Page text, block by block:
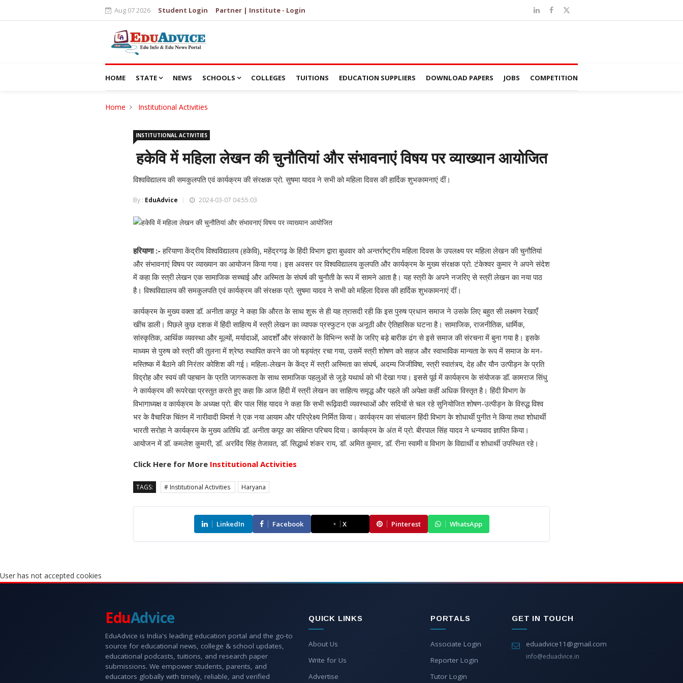
Aug 07 2026 Student Login Partner | Institute - Login
HOME STATE NEWS SCHOOLS COLLEGES TUITIONS EDUCATION SUPPLIERS DOWNLOAD PAPERS JOBS COMPETITION
Home Institutional Activities
INSTITUTIONAL ACTIVITIES
हकेवि में महिला लेखन की चुनौतियां और संभावनाएं विषय पर व्याख्यान आयोजित
विश्वविद्यालय की समकुलपति एवं कार्यक्रम की संरक्षक प्रो. सुषमा यादव ने सभी को महिला दिवस की हार्दिक शुभकामनाएं दीं।
By : EduAdvice 2024-03-07 04:55:03
हरियाणा :-हरियाणा केंद्रीय विश्वविद्यालय (हकेवि), महेंद्रगढ़ के हिंदी विभाग द्वारा बुधवार को अन्तर्राष्ट्रीय महिला दिवस के उपलक्ष्य पर महिला लेखन की चुनौतियां
और संभावनाएं विषय पर व्याख्यान का आयोजन किया गया। इस अवसर पर विश्वविद्यालय कुलपति और कार्यक्रम के मुख्य संरक्षक प्रो. टंकेश्वर कुमार ने अपने संदेश
में कहा कि स्त्री लेखन एक सामाजिक सच्चाई और अस्मिता के संघर्ष की चुनौती के रूप में सामने आता है। यह स्त्री के अपने नजरिए से स्त्री लेखन का नया पाठ
है। विश्वविद्यालय की समकुलपति एवं कार्यक्रम की संरक्षक प्रो. सुषमा यादव ने सभी को महिला दिवस की हार्दिक शुभकामनाएं दीं।
कार्यक्रम के मुख्य वक्ता डॉ. अनीता कपूर ने कहा कि औरत के साथ शुरू से ही यह त्रासदी रही कि इस पुरुष प्रधान समाज ने उसके लिए बहुत सी लक्ष्मण रेखाएँ
खींच डाली। पिछले कुछ दशक में हिंदी साहित्य में स्त्री लेखन का व्यापक प्रस्फुटन एक अनूठी और ऐतिहासिक घटना है। सामाजिक, राजनीतिक, धार्मिक,
सांस्कृतिक, आर्थिक व्यवस्था और मूल्यों, मर्यादाओं, आदर्शों और संस्कारों के विभिन्न रूपों के जरिए बड़े बारीक ढंग से इसे समाज की संरचना में बुना गया है। इसके
माध्यम से पुरुष को स्त्री की तुलना में श्रेष्ठ स्थापित करने का जो षड्यंत्र रचा गया, उसमें स्त्री शोषण को सहज और स्वाभाविक मान्यता के रूप में समाज के मन-
मस्तिष्क में बैठाने की निरंतर कोशिश की गई। महिला-लेखन के केंद्र में स्त्री अस्मिता का संघर्ष, अदम्य जिजीविषा, स्त्री स्वातंत्र्य, देह और यौन उत्पीड़न के प्रति
विद्रोह और स्वयं की पहचान के प्रति जागरूकता के साथ सामाजिक पहलुओं से जुड़े यथार्थ को भी देखा गया। इससे पूर्व में कार्यक्रम के संयोजक डॉ. कामराज सिंधु
ने कार्यक्रम की रूपरेखा प्रस्तुत करते हुए कहा कि आज हिंदी में स्त्री लेखन का साहित्य समृद्ध और पहले की अपेक्षा कहीं अधिक विस्तृत है। हिंदी विभाग के
विभागाध्यक्ष व कार्यक्रम के अध्यक्ष प्रो. बीर पाल सिंह यादव ने कहा कि सभी रूढ़िवादी व्यवस्थाओं और सदियों से चल रहे सुनियोजित शोषण-उत्पीड़न के विरुद्ध विश्व
भर के वैचारिक चिंतन में नारीवादी विमर्श ने एक नया आयाम और परिप्रेक्ष्य निर्मित किया। कार्यक्रम का संचालन हिंदी विभाग के शोधार्थी पुनीत ने किया तथा शोधार्थी
भारती सरोहा ने कार्यक्रम के मुख्य अतिथि डॉ. अनीता कपूर का संक्षिप्त परिचय दिया। कार्यक्रम के अंत में प्रो. बीरपाल सिंह यादव ने धन्यवाद ज्ञापित किया।
आयोजन में डॉ. कमलेश कुमारी, डॉ. अरविंद सिंह तेजावत, डॉ. सिद्धार्थ शंकर राय, डॉ. अमित कुमार, डॉ. रीना स्वामी व विभाग के विद्यार्थी व शोधार्थी उपस्थित रहे।
Click Here for More Institutional Activities
TAGS: # Institutional Activities Haryana
LinkedIn Facebook X Pinterest WhatsApp
User has not accepted cookies
EduAdvice
EduAdvice is India's leading education portal and the go-to
source for educational news, college & school updates,
educational podcasts, tuitions, and research paper
submissions. We empower students, parents, and
educators globally with timely, reliable, and verified
QUICK LINKS
About Us
Write for Us
Advertise
PORTALS
Associate Login
Reporter Login
Tutor Login
GET IN TOUCH
eduadvice11@gmail.com
info@eduadvice.in